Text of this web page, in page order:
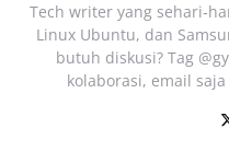
Tech writer yang
Linux Ubuntu, dan
butuh diskusi? Tag
kolaborasi, email saja